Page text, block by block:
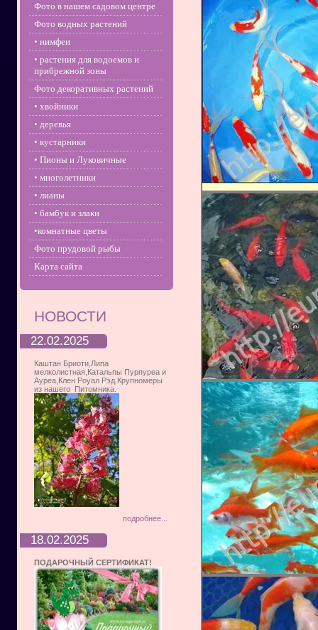
Фото в нашем садовом центре
Фото водных растений
• нимфеи
• растения для водоемов и
прибрежной зоны
Фото декоративных растений
• хвойники
• деревья
• кустарники
• Пионы и Луковичные
• многолетники
• лианы
• бамбук и злаки
•комнатные цветы
Фото прудовой рыбы
Карта сайта
НОВОСТИ
22.02.2025
Каштан Бриоти,Липа
мелколистная,Катальпы Пурпуреа и
Ауреа,Клен Роуал Рэд.Крупномеры
из нашего Питомника.
подробнее...
18.02.2025
ПОДАРОЧНЫЙ СЕРТИФИКАТ!